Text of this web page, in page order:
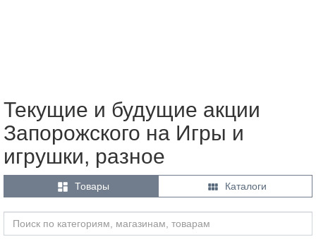
Текущие и будущие акции
Запорожского на Игры и
игрушки, разное
 Товары  Каталоги